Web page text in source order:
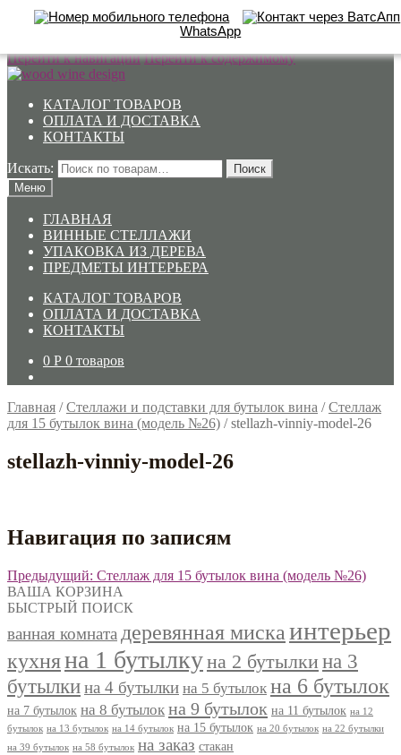
WhatsApp
Перейти к навигации Перейти к содержимому
КАТАЛОГ ТОВАРОВ
ОПЛАТА И ДОСТАВКА
КОНТАКТЫ
Искать:
Поиск
Меню
ГЛАВНАЯ
ВИННЫЕ СТЕЛЛАЖИ
УПАКОВКА ИЗ ДЕРЕВА
ПРЕДМЕТЫ ИНТЕРЬЕРА
КАТАЛОГ ТОВАРОВ
ОПЛАТА И ДОСТАВКА
КОНТАКТЫ
0 Р 0 товаров
Главная /Стеллажи и подставки для бутылок вина /Стеллаж
для 15 бутылок вина (модель №26) /stellazh-vinniy-model-26
stellazh-vinniy-model-26
Навигация по записям
Предыдущий: Стеллаж для 15 бутылок вина (модель №26)
ВАША КОРЗИНА
БЫСТРЫЙ ПОИСК
ванная комната деревянная миска интерьер
кухняна 1 бутылкуна 2 бутылки на 3
бутылкина 4 бутылки на 5 бутылок на 6 бутылок
на 7 бутылок на 8 бутылок на 9 бутылок на 11 бутылок на 12
бутылок на 13 бутылок на 14 бутылок на 15 бутылок на 20 бутылок на 22 бутылки
на 39 бутылок на 58 бутылок на заказ стакан